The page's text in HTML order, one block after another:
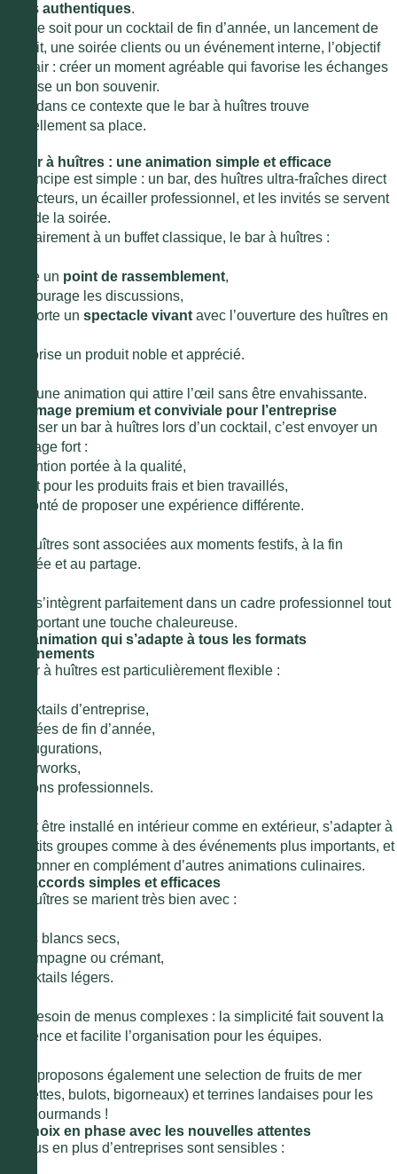
plus authentiques.
Que ce soit pour un cocktail de fin d’année, un lancement de
produit, une soirée clients ou un événement interne, l’objectif
est clair : créer un moment agréable qui favorise les échanges
et laisse un bon souvenir.
C’est dans ce contexte que le bar à huîtres trouve
naturellement sa place.
Le bar à huîtres : une animation simple et efficace
Le principe est simple : un bar, des huîtres ultra-fraîches direct
producteurs, un écailler professionnel, et les invités se servent
au fil de la soirée.
Contrairement à un buffet classique, le bar à huîtres :
crée un point de rassemblement,
encourage les discussions,
apporte un spectacle vivant avec l’ouverture des huîtres en
valorise un produit noble et apprécié.
C’est une animation qui attire l’œil sans être envahissante.
Une image premium et conviviale pour l’entreprise
Proposer un bar à huîtres lors d’un cocktail, c’est envoyer un
message fort :
attention portée à la qualité,
goût pour les produits frais et bien travaillés,
volonté de proposer une expérience différente.
Les huîtres sont associées aux moments festifs, à la fin
d’année et au partage.
Elles s’intègrent parfaitement dans un cadre professionnel tout
en apportant une touche chaleureuse.
Une animation qui s’adapte à tous les formats
d’événements
Le bar à huîtres est particulièrement flexible :
cocktails d’entreprise,
soirées de fin d’année,
inaugurations,
afterworks,
salons professionnels.
Il peut être installé en intérieur comme en extérieur, s’adapter à
de petits groupes comme à des événements plus importants, et
fonctionner en complément d’autres animations culinaires.
Des accords simples et efficaces
Les huîtres se marient très bien avec :
vins blancs secs,
champagne ou crémant,
cocktails légers.
Pas besoin de menus complexes : la simplicité fait souvent la
différence et facilite l’organisation pour les équipes.
Nous proposons également une selection de fruits de mer
(crevettes, bulots, bigorneaux) et terrines landaises pour les
plus gourmands !
Un choix en phase avec les nouvelles attentes
De plus en plus d’entreprises sont sensibles :